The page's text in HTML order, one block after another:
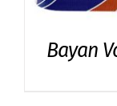
Bayan